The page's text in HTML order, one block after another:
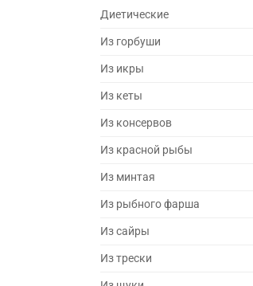
Диетические
Из горбуши
Из икры
Из кеты
Из консервов
Из красной рыбы
Из минтая
Из рыбного фарша
Из сайры
Из трески